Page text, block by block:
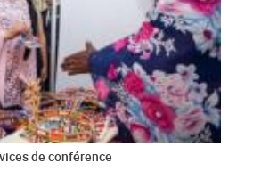
de conférence